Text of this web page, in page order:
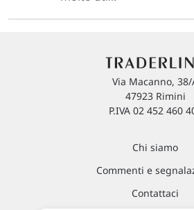
Via Macanno, 38/
47923 Rimini
P.IVA 02 452 460
Chi siamo
Commenti e
Contattaci